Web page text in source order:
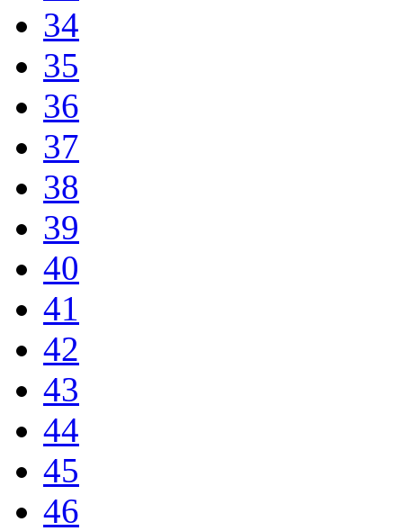
34
35
36
37
38
39
40
41
42
43
44
45
46